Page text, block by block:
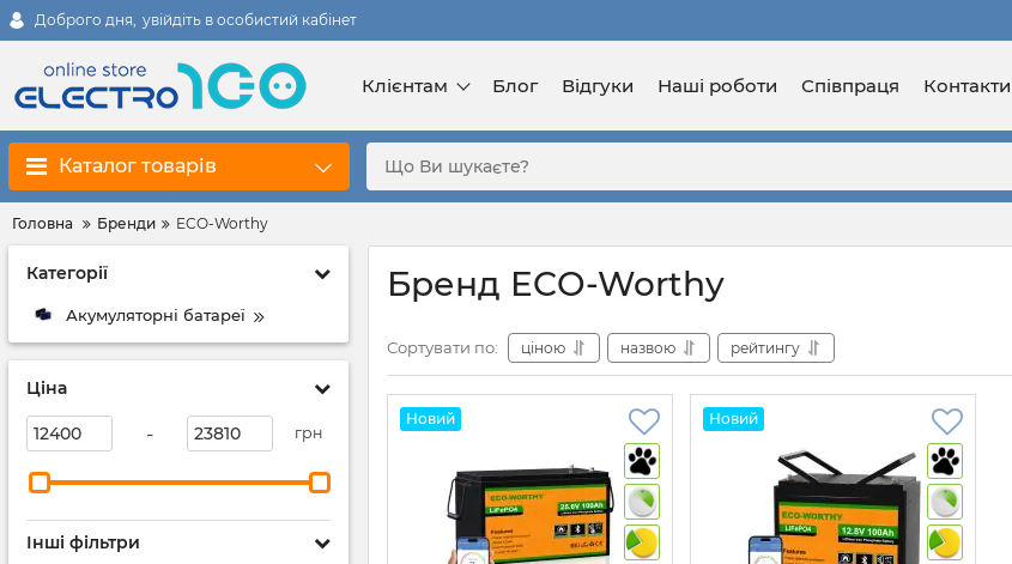
Доброго дня, увійдіть в особистий кабінет
Клієнтам Блог Відгуки Наші роботи Співпраця Контакти
Каталог товарів
Головна Бренди ECO-Worthy
Категорії
Акумуляторні батареї
Ціна
- грн
Інші фільтри
Бренд ECO-Worthy
Сортувати по: ціною назвою рейтингу
Новий Новий